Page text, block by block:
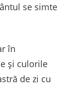
se simte
în
și culorile
de zi cu